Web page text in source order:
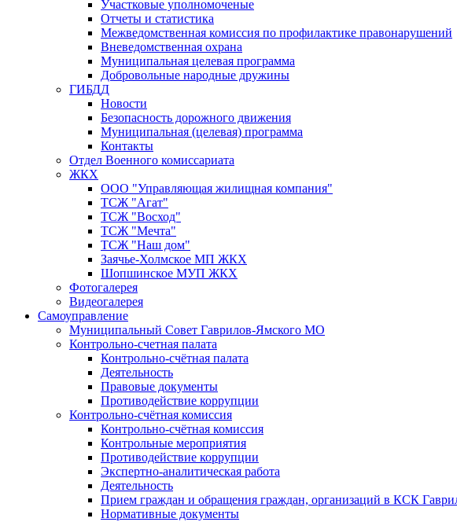
Участковые уполномоченые
Отчеты и статистика
Межведомственная комиссия по профилактике правонарушений
Вневедомственная охрана
Муниципальная целевая программа
Добровольные народные дружины
ГИБДД
Новости
Безопасность дорожного движения
Муниципальная (целевая) программа
Контакты
Отдел Военного комиссариата
ЖКХ
ООО "Управляющая жилищная компания"
ТСЖ "Агат"
ТСЖ "Восход"
ТСЖ "Мечта"
ТСЖ "Наш дом"
Заячье-Холмское МП ЖКХ
Шопшинское МУП ЖКХ
Фотогалерея
Видеогалерея
Самоуправление
Муниципальный Совет Гаврилов-Ямского МО
Контрольно-счетная палата
Контрольно-счётная палата
Деятельность
Правовые документы
Противодействие коррупции
Контрольно-счётная комиссия
Контрольно-счётная комиссия
Контрольные мероприятия
Противодействие коррупции
Экспертно-аналитическая работа
Деятельность
Прием граждан и обращения граждан, организаций в КСК
Нормативные документы